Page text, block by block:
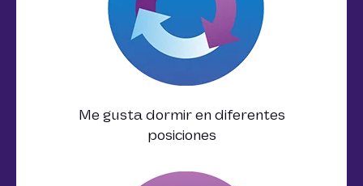
Me gusta dormir en diferentes
posiciones